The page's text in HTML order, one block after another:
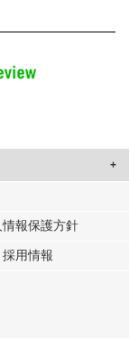
コンテンツや広告の
ています。
供した他の情報や、
した他の情報を組み
情報保護方針
採用情報